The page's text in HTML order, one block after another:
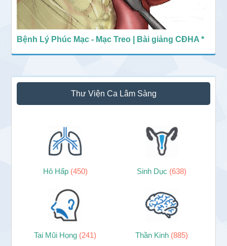
Bệnh Lý Phúc Mạc - Mạc Treo | Bài giảng CĐHA *
Thư Viện Ca Lâm Sàng
Hô Hấp (450) Sinh Dục (638)
Tai Mũi Họng (241) Thần Kinh (885)